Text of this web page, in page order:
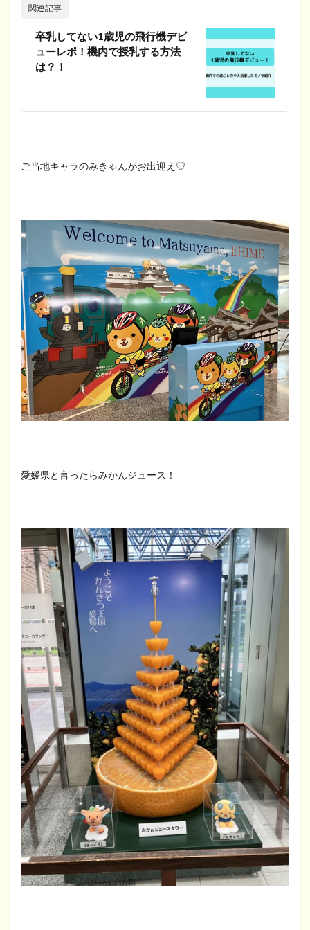
関連記事
卒乳してない1歳児の飛行機デビ
ューレポ！機内で授乳する方法
は？！
ご当地キャラのみきゃんがお出迎え♡
愛媛県と言ったらみかんジュース！